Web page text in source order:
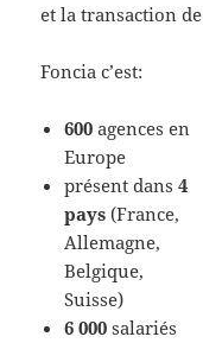
et la transaction
Foncia c’est:
600 agences en
Europe
présent dans4
pays (France,
Allemagne,
Belgique,
Suisse)
6 000 salariés